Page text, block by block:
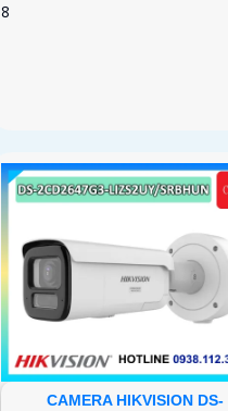
8
CAMERA HIKVISION DS-